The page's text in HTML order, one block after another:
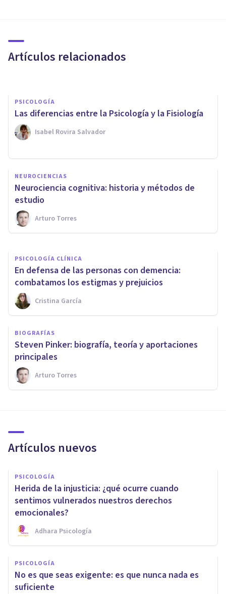
Artículos relacionados
funcionamiento
PSICOLOGÍA
Las diferencias entre la Psicología y la Fisiología
Isabel Rovira Salvador
NEUROCIENCIAS
Neurociencia cognitiva: historia y métodos de
estudio
Arturo Torres
La teoría de la elección de
William Glasser
Oscar Castillero Mimenza
PSICOLOGÍA CLÍNICA
En defensa de las personas con demencia:
combatamos los estigmas y prejuicios
Cristina García
BIOGRAFÍAS
Steven Pinker: biografía, teoría y aportaciones
principales
Arturo Torres
Artículos nuevos
PSICOLOGÍA
Herida de la injusticia: ¿qué ocurre cuando
sentimos vulnerados nuestros derechos
emocionales?
Adhara Psicología
PSICOLOGÍA
No es que seas exigente: es que nunca nada es
suficiente